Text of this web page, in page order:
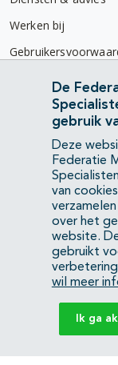
Werken bij
Privacyverklaring
Contact
Mercatorlaan 1200
3528 BL Utrecht
(088) 505 34 34
YouTubeLinkedIn
KvK Federatie
Privacyverklaring
De
gebruik
Deze
Federatie
van
over het
website.
gebruikt
wil meer
Ik ga